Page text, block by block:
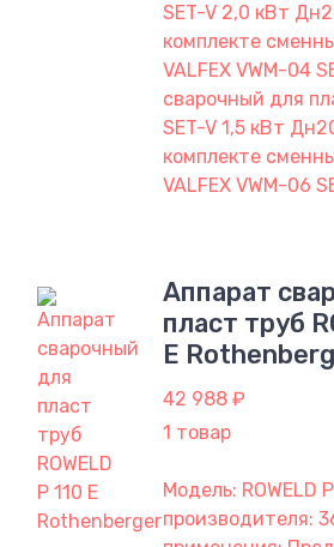
SET-V 2,0 кВт
комплекте
VALFEX VWM-04
сварочный для
SET-V 1,5 кВт
комплекте
VALFEX VWM-06
Аппарат
пласт труб
Е
42 988 ₽
1 товар
Модель: ROWELD
производителя: